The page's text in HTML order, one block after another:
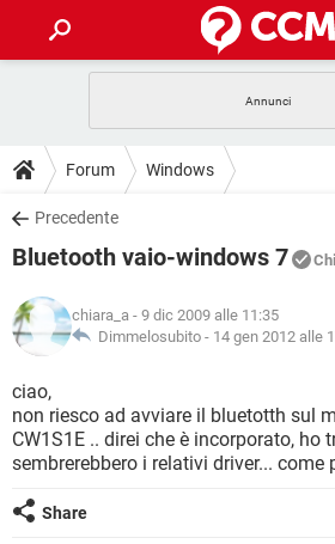
INTRATTENIMENTO
iOS
INSTAGRAM
TIKTOK
HARDWARE
GUIDE
COVID-19
INSTAGRAM
TIKTOK
HARDWARE
DOWNLOAD
COVID-19
INTRATTENIMENTO
iOS
INSTAGRAM
TIKTOK
HARDWARE
COVID-19
INTRATTENIMENTO
iOS
INSTAGRAM
HARDWARE
GLOSSARIO
COVID-19
INTRATTENIMENTO
iOS
INSTAGRAM
Forum Windows
Precedente
Bluetooth vaio-windows 7
chiara_a - 9 dic 2009 alle 11:35
Dimmelosubito - 14 gen 2012 alle
ciao,
non riesco ad avviare il bluetotth sul
CW1S1E .. direi che è incorporato, ho
sembrerebbero i relativi driver... come
Share